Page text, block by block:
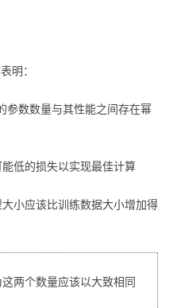
明：
参数数量与其性能之间存在幂
低的损失以实现最佳计算
小应该比训练数据大小增加得
两个数量应该以大致相同